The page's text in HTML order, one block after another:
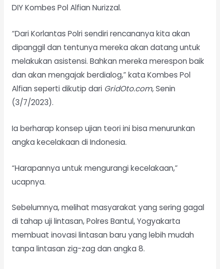
DIY Kombes Pol Alfian Nurizzal.
“Dari Korlantas Polri sendiri rencananya kita akan
dipanggil dan tentunya mereka akan datang untuk
melakukan asistensi. Bahkan mereka merespon baik
dan akan mengajak berdialog,” kata Kombes Pol
Alfian seperti dikutip dari GridOto.com, Senin
(3/7/2023).
Ia berharap konsep ujian teori ini bisa menurunkan
angka kecelakaan di Indonesia.
“Harapannya untuk mengurangi kecelakaan,”
ucapnya.
Sebelumnya, melihat masyarakat yang sering gagal
di tahap uji lintasan, Polres Bantul, Yogyakarta
membuat inovasi lintasan baru yang lebih mudah
tanpa lintasan zig-zag dan angka 8.